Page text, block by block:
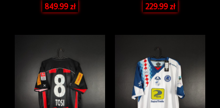
849.99zł 229.99zł